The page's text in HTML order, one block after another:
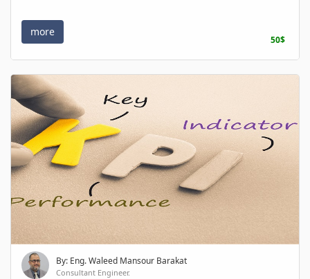
more
50$
By: Eng. Waleed Mansour Barakat
Consultant Engineer.